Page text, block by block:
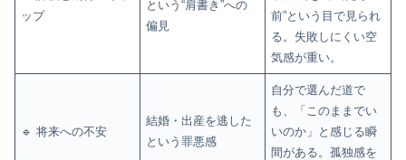
ップ
という“肩書き”への
偏見
前”という目で見られ
る。失敗しにくい空
気感が重い。
🔹 将来への不安
結婚・出産を逃した
という罪悪感
自分で選んだ道で
も、「このままでい
いのか」と感じる瞬
間がある。孤独感を